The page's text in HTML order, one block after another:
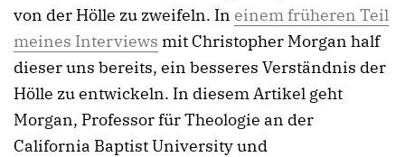
von der Hölle zu zweifeln. In einem früheren Teil
meines Interviews mit Christopher Morgan half
dieser uns bereits, ein besseres Verständnis der
Hölle zu entwickeln. In diesem Artikel geht
Morgan, Professor für Theologie an der
California Baptist University und